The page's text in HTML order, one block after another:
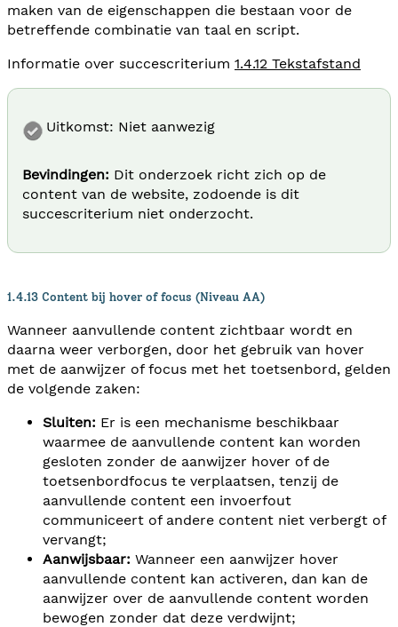
maken van de eigenschappen die bestaan voor de
betreffende combinatie van taal en script.
Informatie over succescriterium 1.4.12 Tekstafstand
Uitkomst: Niet aanwezig
Bevindingen: Dit onderzoek richt zich op de
content van de website, zodoende is dit
succescriterium niet onderzocht.
1.4.13 Content bij hover of focus (Niveau AA)
Wanneer aanvullende content zichtbaar wordt en
daarna weer verborgen, door het gebruik van hover
met de aanwijzer of focus met het toetsenbord, gelden
de volgende zaken:
Sluiten: Er is een mechanisme beschikbaar
waarmee de aanvullende content kan worden
gesloten zonder de aanwijzer hover of de
toetsenbordfocus te verplaatsen, tenzij de
aanvullende content een invoerfout
communiceert of andere content niet verbergt of
vervangt;
Aanwijsbaar: Wanneer een aanwijzer hover
aanvullende content kan activeren, dan kan de
aanwijzer over de aanvullende content worden
bewogen zonder dat deze verdwijnt;